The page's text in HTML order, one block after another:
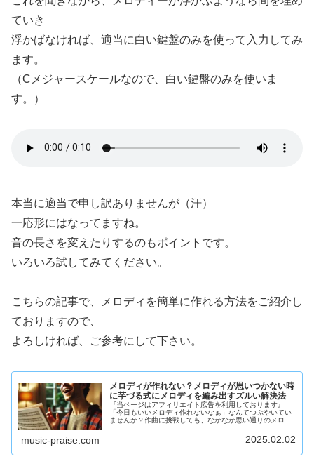
ていき
浮かばなければ、適当に白い鍵盤のみを使って入力してみ
ます。
（Cメジャースケールなので、白い鍵盤のみを使いま
す。）
本当に適当で申し訳ありませんが（汗）
一応形にはなってますね。
音の長さを変えたりするのもポイントです。
いろいろ試してみてください。
こちらの記事で、メロディを簡単に作れる方法をご紹介し
ておりますので、
よろしければ、ご参考にして下さい。
メロディが作れない？メロディが思いつかない時
に芋づる式にメロディを編み出すズルい解決法
『当ページはアフィリエイト広告を利用しております』
「今日もいいメロディ作れないなぁ」なんてつぶやいてい
ませんか？作曲に挑戦しても、なかなか思い通りのメロデ
music-praise.com 2025.02.02